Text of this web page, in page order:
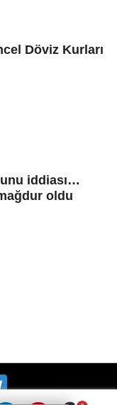
Döviz Kurları
iddiası…
oldu